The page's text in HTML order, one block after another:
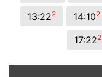
13:222 14:102
17:222